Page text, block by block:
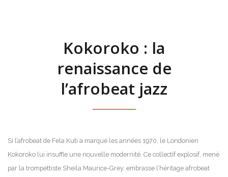
Kokoroko : la
renaissance de
l’afrobeat jazz
Si l’afrobeat de Fela Kuti a marqué les années 1970, le Londonien
Kokoroko lui insuffle une nouvelle modernité. Ce collectif explosif, mené
par la trompettiste Sheila Maurice-Grey, embrasse l’héritage afrobeat